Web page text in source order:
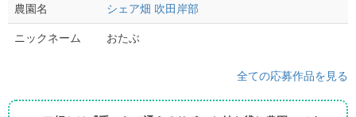
農園名 シェア畑 吹田岸部
ニックネーム おたぶ
全ての応募作品を見る